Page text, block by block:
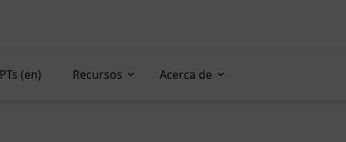
(en) Recursos Acerca de